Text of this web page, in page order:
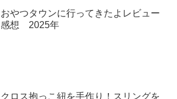
おやつタウンに行ってきたよレビュー
感想 2025年
クロス抱っこ紐を手作り！スリングを